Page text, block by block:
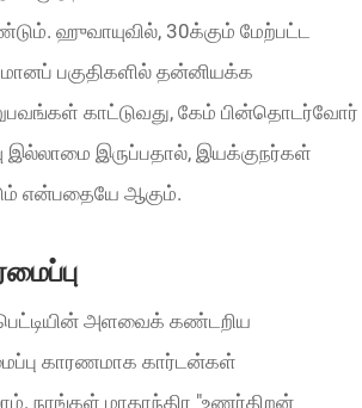
ஹுவாயுவில், 30க்கும் மேற்பட்ட
பகுதிகளில் தன்னியக்க
காட்டுவது, கேம் பின்தொடர்வோர்
இருப்பதால், இயக்குநர்கள்
என்பதையே ஆகும்.
அளவைக் கண்டறிய
காரணமாக கார்டன்கள்
நாங்கள் மாதாந்திர "உணர்திறன்